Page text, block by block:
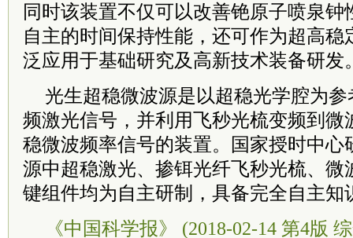
同时该装置不仅可以改善铯原子喷泉钟
自主的时间保持性能，还可作为超高稳
泛应用于基础研究及高新技术装备研发
光生超稳微波源是以超稳光学腔为
频激光信号，并利用飞秒光梳变频到微
稳微波频率信号的装置。国家授时中心
源中超稳激光、掺铒光纤飞秒光梳、微
键组件均为自主研制，具备完全自主知
《中国科学报》 (2018-02-14 第4版